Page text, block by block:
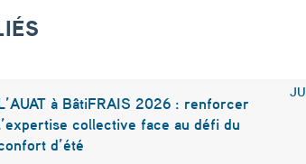
à BâtiFRAIS 2026 : renforcer
collective face au défi du
d’été